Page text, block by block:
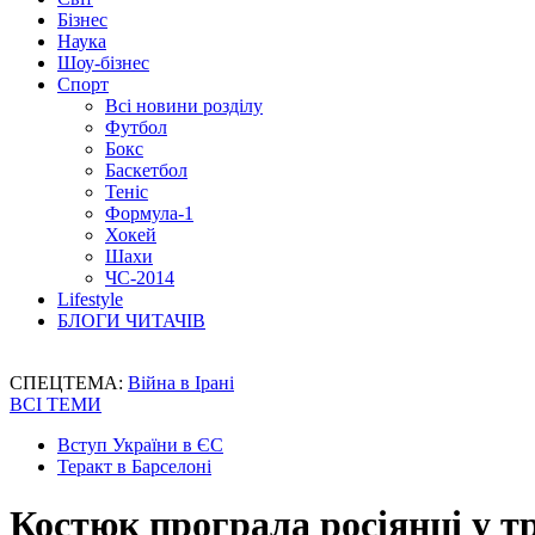
Бізнес
Наука
Шоу-бізнес
Спорт
Всі новини розділу
Футбол
Бокс
Баскетбол
Теніс
Формула-1
Хокей
Шахи
ЧС-2014
Lifestyle
БЛОГИ ЧИТАЧІВ
СПЕЦТЕМА: Війна в Ірані
ВСІ ТЕМИ
Вступ України в ЄС
Теракт в Барселоні
Костюк програла росіянці у